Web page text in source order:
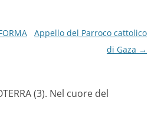
Appello del Parroco cattolico
di Gaza →
(3). Nel cuore del